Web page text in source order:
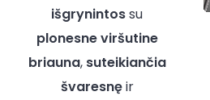
išgrynintossu
plonesneviršutine
briauna, suteikiančia
švaresnęir